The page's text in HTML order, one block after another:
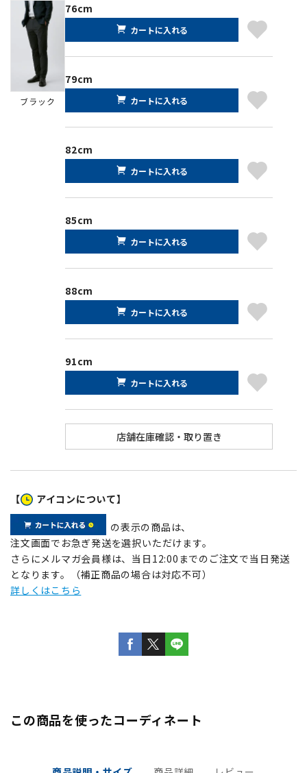
ブラック
76cm
カートに入れる
79cm
カートに入れる
82cm
カートに入れる
85cm
カートに入れる
88cm
カートに入れる
91cm
カートに入れる
【 アイコンについて】
の表示の商品は、
注文画面でお急ぎ発送を選択いただけます。
さらにメルマガ会員様は、当日12:00までのご注文で当日発送
となります。（補正商品の場合は対応不可）
詳しくはこちら
この商品を使ったコーディネート